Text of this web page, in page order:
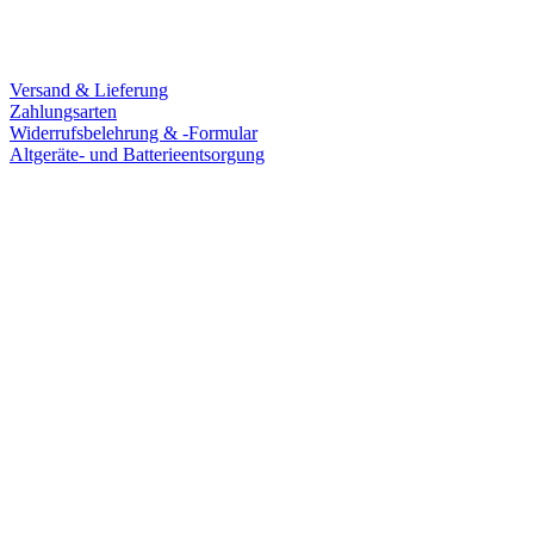
Versand & Lieferung
Zahlungsarten
Widerrufsbelehrung & -Formular
Altgeräte- und Batterieentsorgung